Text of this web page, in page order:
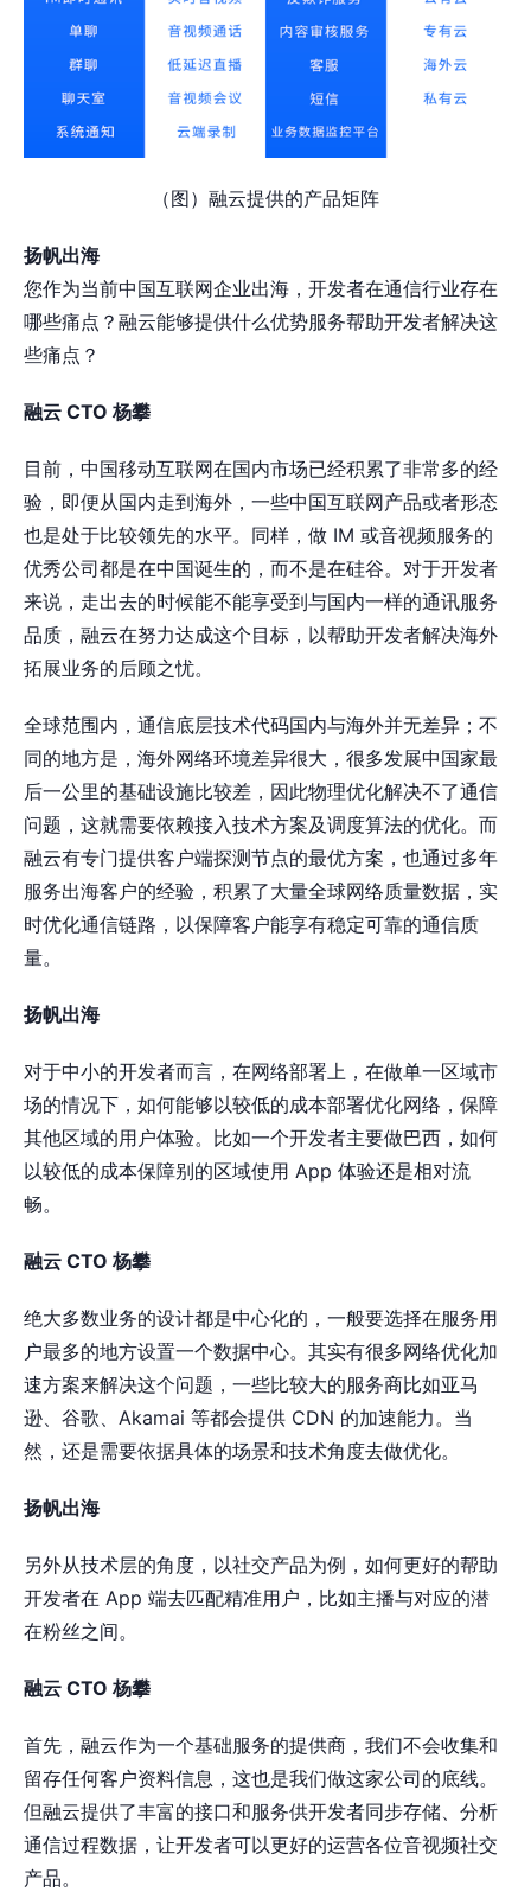
（图）融云提供的产品矩阵
扬帆出海
您作为当前中国互联网企业出海，开发者在通信行业存在
哪些痛点？融云能够提供什么优势服务帮助开发者解决这
些痛点？
融云 CTO 杨攀
目前，中国移动互联网在国内市场已经积累了非常多的经
验，即便从国内走到海外，一些中国互联网产品或者形态
也是处于比较领先的水平。同样，做 IM 或音视频服务的
优秀公司都是在中国诞生的，而不是在硅谷。对于开发者
来说，走出去的时候能不能享受到与国内一样的通讯服务
品质，融云在努力达成这个目标，以帮助开发者解决海外
拓展业务的后顾之忧。
全球范围内，通信底层技术代码国内与海外并无差异；不
同的地方是，海外网络环境差异很大，很多发展中国家最
后一公里的基础设施比较差，因此物理优化解决不了通信
问题，这就需要依赖接入技术方案及调度算法的优化。而
融云有专门提供客户端探测节点的最优方案，也通过多年
服务出海客户的经验，积累了大量全球网络质量数据，实
时优化通信链路，以保障客户能享有稳定可靠的通信质
量。
扬帆出海
对于中小的开发者而言，在网络部署上，在做单一区域市
场的情况下，如何能够以较低的成本部署优化网络，保障
其他区域的用户体验。比如一个开发者主要做巴西，如何
以较低的成本保障别的区域使用 App 体验还是相对流
畅。
融云 CTO 杨攀
绝大多数业务的设计都是中心化的，一般要选择在服务用
户最多的地方设置一个数据中心。其实有很多网络优化加
速方案来解决这个问题，一些比较大的服务商比如亚马
逊、谷歌、Akamai 等都会提供 CDN 的加速能力。当
然，还是需要依据具体的场景和技术角度去做优化。
扬帆出海
另外从技术层的角度，以社交产品为例，如何更好的帮助
开发者在 App 端去匹配精准用户，比如主播与对应的潜
在粉丝之间。
融云 CTO 杨攀
首先，融云作为一个基础服务的提供商，我们不会收集和
留存任何客户资料信息，这也是我们做这家公司的底线。
但融云提供了丰富的接口和服务供开发者同步存储、分析
通信过程数据，让开发者可以更好的运营各位音视频社交
产品。